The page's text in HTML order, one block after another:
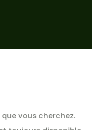
vous cherchez.